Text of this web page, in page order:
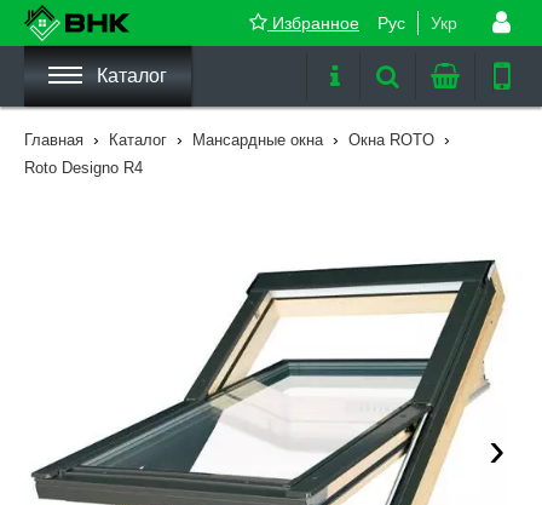
Рус Укр
Избранное
Каталог
Главная › Каталог › Мансардные окна › Окна ROTO ›
Roto Designo R4
›